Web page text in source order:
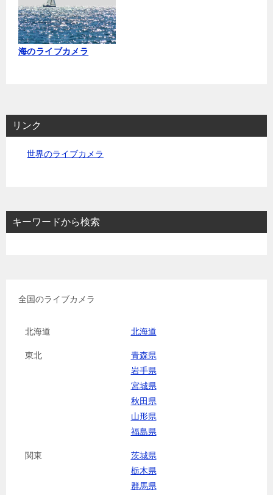
海のライブカメラ
リンク
世界のライブカメラ
キーワードから検索
全国のライブカメラ
北海道 北海道
東北
青森県
岩手県
宮城県
秋田県
山形県
福島県
関東
茨城県
栃木県
群馬県